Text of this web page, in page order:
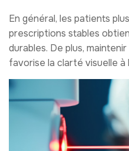
En général, les patients
prescriptions stables
durables. De plus,
favorise la clarté visuelle à